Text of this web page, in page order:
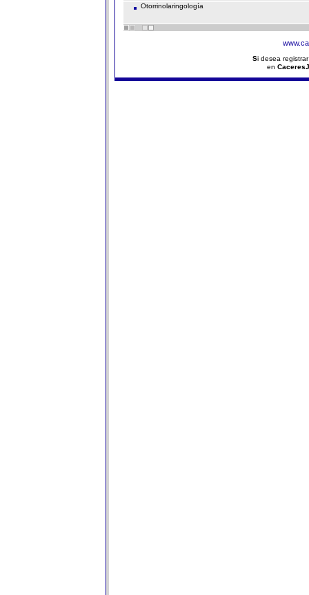
Otorrinolaringología
Si desea
en